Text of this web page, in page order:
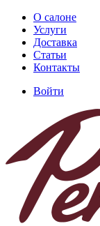
Перейти
основному
содержанию
Основная
навигация
О салоне
Услуги
Доставка
Статьи
Контакты
учётной
записи
Войти